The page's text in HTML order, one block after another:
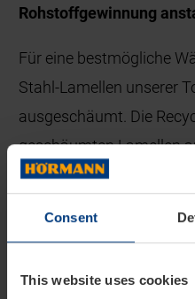
Consent
This website uses cookies
Rohstoffgewinnung
Für eine bestmögliche
Stahl-Lamellen unserer
ausgeschäumt. Die
geschäumten Lamellen
unsere eigenen